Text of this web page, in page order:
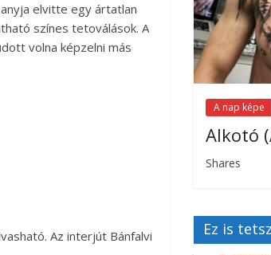
elvitte egy ártatlan
színes tetoválások. A
volna képzelni más
Az interjút Bánfalvi
A nap képe
Alkotó
Shares
Ez is